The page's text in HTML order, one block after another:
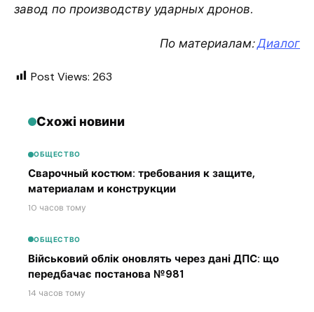
завод по производству ударных дронов.
По материалам:Диалог
Post Views: 263
Схожі новини
ОБЩЕСТВО
Сварочный костюм: требования к защите,
материалам и конструкции
10 часов тому
ОБЩЕСТВО
Військовий облік оновлять через дані ДПС: що
передбачає постанова №981
14 часов тому